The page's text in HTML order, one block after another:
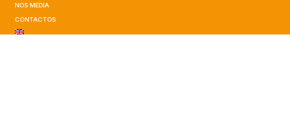
NOS MEDIA
CONTACTOS